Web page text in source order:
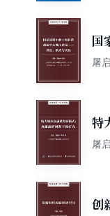
国
心
屠
特
能
屠
创